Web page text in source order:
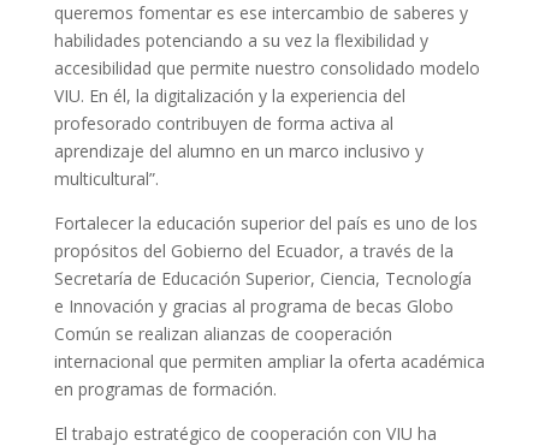
queremos fomentar es ese intercambio de saberes y
habilidades potenciando a su vez la flexibilidad y
accesibilidad que permite nuestro consolidado modelo
VIU. En él, la digitalización y la experiencia del
profesorado contribuyen de forma activa al
aprendizaje del alumno en un marco inclusivo y
multicultural”.
Fortalecer la educación superior del país es uno de los
propósitos del Gobierno del Ecuador, a través de la
Secretaría de Educación Superior, Ciencia, Tecnología
e Innovación y gracias al programa de becas Globo
Común se realizan alianzas de cooperación
internacional que permiten ampliar la oferta académica
en programas de formación.
El trabajo estratégico de cooperación con VIU ha